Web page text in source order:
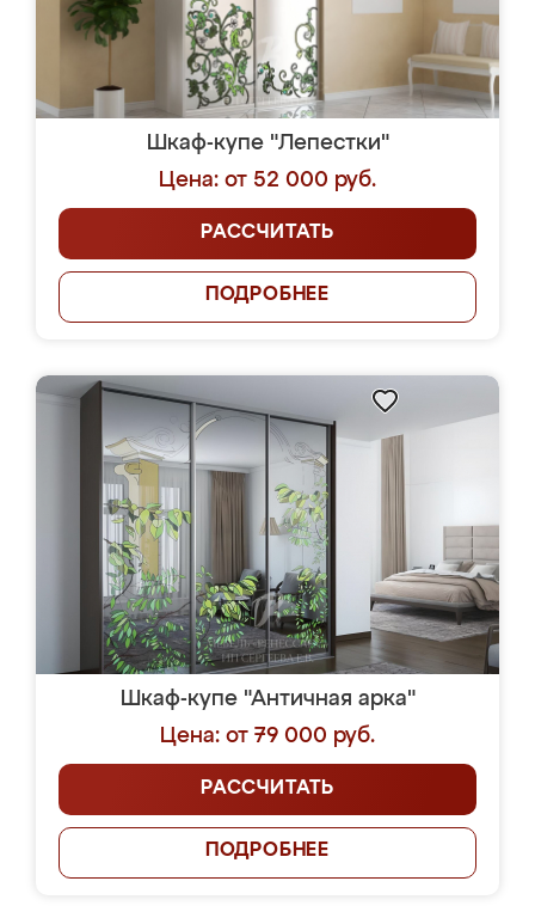
Шкаф-купе "Лепестки"
Цена: от 52 000 руб.
РАССЧИТАТЬ
ПОДРОБНЕЕ
Шкаф-купе "Античная арка"
Цена: от 79 000 руб.
РАССЧИТАТЬ
ПОДРОБНЕЕ